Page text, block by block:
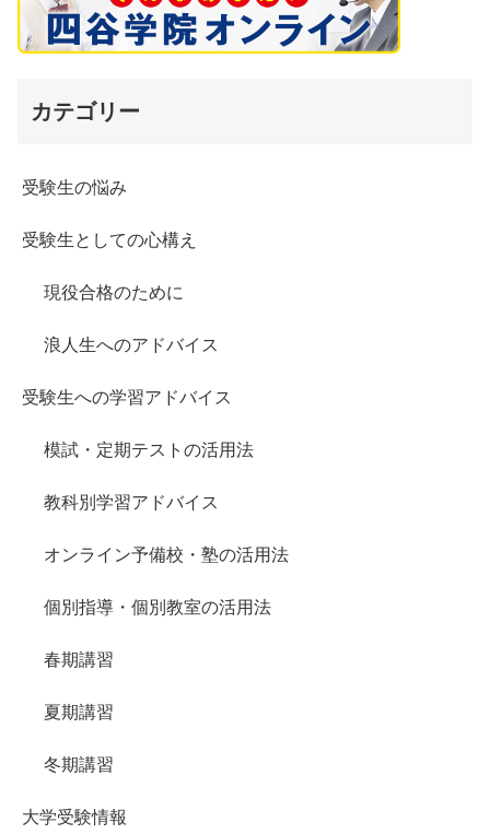
カテゴリー
受験生の悩み
受験生としての心構え
現役合格のために
浪人生へのアドバイス
受験生への学習アドバイス
模試・定期テストの活用法
教科別学習アドバイス
オンライン予備校・塾の活用法
個別指導・個別教室の活用法
春期講習
夏期講習
冬期講習
大学受験情報